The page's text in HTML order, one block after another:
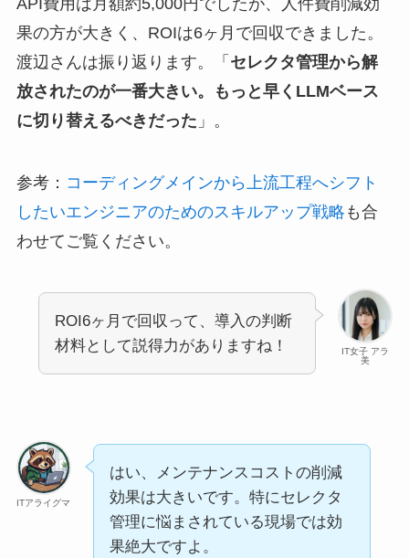
API費用は月額約5,000円でしたが、人件費削減効
果の方が大きく、ROIは6ヶ月で回収できました。
渡辺さんは振り返ります。「 セレクタ管理から解
放されたのが一番大きい。もっと早くLLMベース
に切り替えるべきだった 」。
参考： コーディングメインから上流工程へシフト
したいエンジニアのためのスキルアップ戦略 も合
わせてご覧ください。
IT女子 アラ
美
ROI6ヶ月で回収って、導入の判断
材料として説得力がありますね！
ITアライグマ
はい、メンテナンスコストの削減
効果は大きいです。特にセレクタ
管理に悩まされている現場では効
果絶大ですよ。